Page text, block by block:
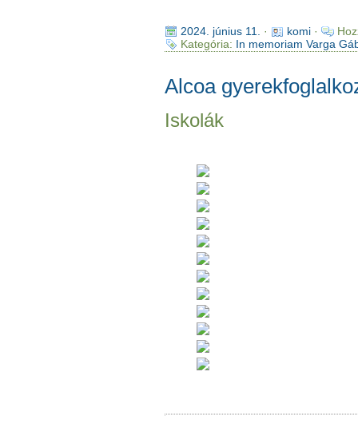
2024. június 11. · komi·
Kategória: In memoriam Varga
Alcoa
Iskolák